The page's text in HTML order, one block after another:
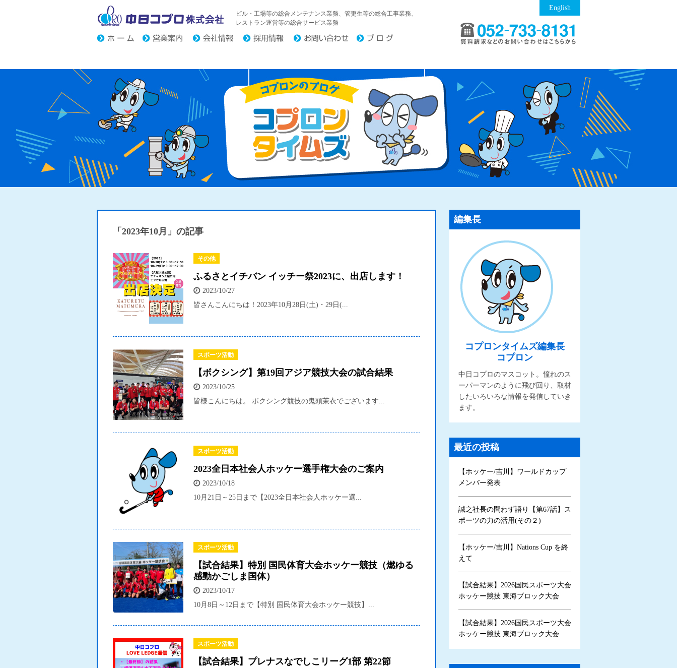
中日コプロ株式会社
ビル・工場等の総合メンテナンス業務、管更生等の総合工事業務、
レストラン運営等の総合サービス業務
English
「2023年10月」の記事
その他
ふるさとイチバン イッチー祭2023に、出店します！
2023/10/27
皆さんこんにちは！2023年10月28日(土)・29日(...
スポーツ活動
【ボクシング】第19回アジア競技大会の試合結果
2023/10/25
皆様こんにちは。 ボクシング競技の鬼頭茉衣でございます...
スポーツ活動
2023全日本社会人ホッケー選手権大会のご案内
2023/10/18
10月21日～25日まで【2023全日本社会人ホッケー選...
スポーツ活動
【試合結果】特別 国民体育大会ホッケー競技（燃ゆる
感動かごしま国体）
2023/10/17
10月8日～12日まで【特別 国民体育大会ホッケー競技】...
スポーツ活動
【試合結果】プレナスなでしこリーグ1部 第22節
編集長
コプロンタイムズ編集長
コプロン
中日コプロのマスコット。憧れのス
ーパーマンのように飛び回り、取材
したいろいろな情報を発信していき
ます。
最近の投稿
【ホッケー/吉川】ワールドカップ
メンバー発表
誠之社長の問わず語り【第67話】ス
ポーツの力の活用(その２)
【ホッケー/吉川】Nations Cup を終
えて
【試合結果】2026国民スポーツ大会
ホッケー競技 東海ブロック大会
【試合結果】2026国民スポーツ大会
ホッケー競技 東海ブロック大会